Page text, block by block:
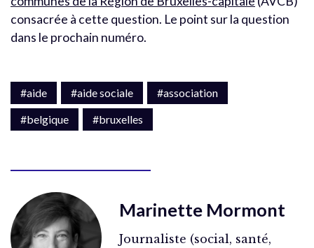
consacrée à cette question. Le point sur la question
dans le prochain numéro.
#aide #aide sociale
#association
#belgique
#bruxelles
Marinette Mormont
Journaliste (social, santé,